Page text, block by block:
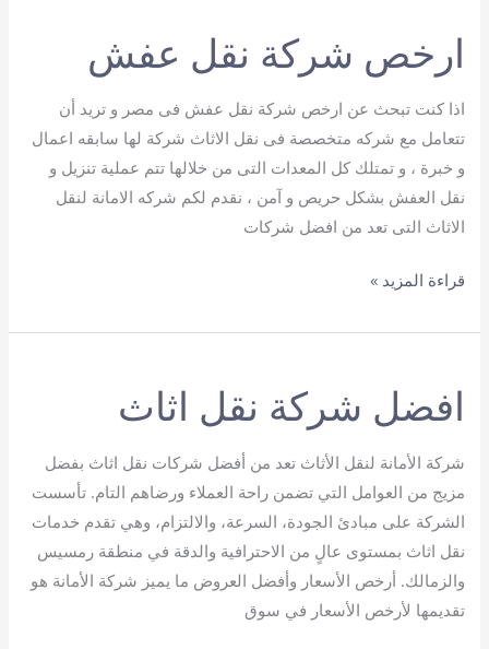
ارخص شركة نقل عفش
اذا كنت تبحث عن ارخص شركة نقل عفش فى مصر و تريد أن
تتعامل مع شركه متخصصة فى نقل الاثاث شركة لها سابقه اعمال
و خبرة ، و تمتلك كل المعدات التى من خلالها تتم عملية تنزيل و
نقل العفش بشكل حريص و آمن ، نقدم لكم شركه الامانة لنقل
الاثاث التى تعد من افضل شركات
ارخص
نقل
قراءة المزيد »
افضل شركة نقل اثاث
شركة الأمانة لنقل الأثاث تعد من أفضل شركات نقل اثاث بفضل
مزيج من العوامل التي تضمن راحة العملاء ورضاهم التام. تأسست
الشركة على مبادئ الجودة، السرعة، والالتزام، وهي تقدم خدمات
نقل اثاث بمستوى عالٍ من الاحترافية والدقة في منطقة رمسيس
والزمالك. أرخص الأسعار وأفضل العروض ما يميز شركة الأمانة هو
تقديمها لأرخص الأسعار في سوق